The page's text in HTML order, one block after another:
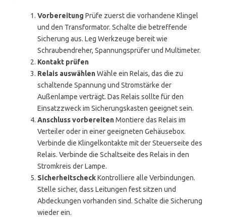
Vorbereitung Prüfe zuerst die vorhandene Klingel
und den Transformator. Schalte die betreffende
Sicherung aus. Leg Werkzeuge bereit wie
Schraubendreher, Spannungsprüfer und Multimeter.
Kontakt prüfen
Relais auswählenWähle ein Relais, das die zu
schaltende Spannung und Stromstärke der
Außenlampe verträgt. Das Relais sollte für den
Einsatzzweck im Sicherungskasten geeignet sein.
Anschluss vorbereitenMontiere das Relais im
Verteiler oder in einer geeigneten Gehäusebox.
Verbinde die Klingelkontakte mit der Steuerseite des
Relais. Verbinde die Schaltseite des Relais in den
Stromkreis der Lampe.
SicherheitscheckKontrolliere alle Verbindungen.
Stelle sicher, dass Leitungen fest sitzen und
Abdeckungen vorhanden sind. Schalte die Sicherung
wieder ein.